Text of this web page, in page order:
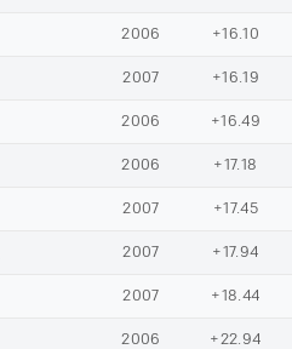
2006 +16.10
2007 +16.19
2006 +16.49
2006 +17.18
2007 +17.45
2007 +17.94
2007 +18.44
2006 +22.94